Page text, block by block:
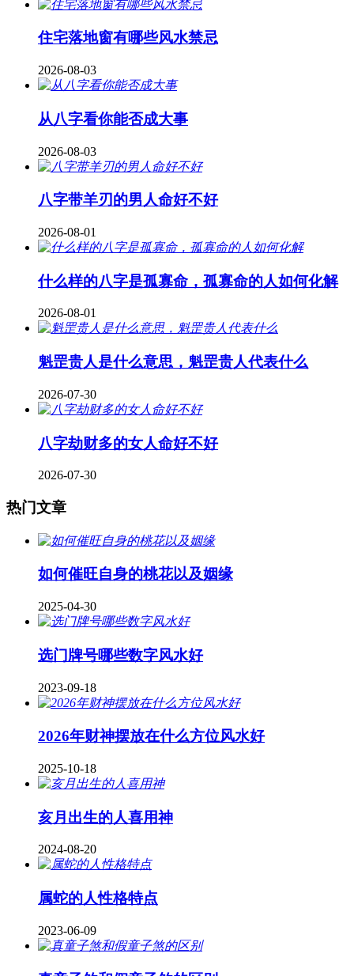
住宅落地窗有哪些风水禁忌
2026-08-03
从八字看你能否成大事
2026-08-03
八字带羊刃的男人命好不好
2026-08-01
什么样的八字是孤寡命，孤寡命的人如何化解
2026-08-01
魁罡贵人是什么意思，魁罡贵人代表什么
2026-07-30
八字劫财多的女人命好不好
2026-07-30
热门文章
如何催旺自身的桃花以及姻缘
2025-04-30
​选门牌号哪些数字风水好
2023-09-18
2026年财神摆放在什么方位风水好
2025-10-18
亥月出生的人喜用神
2024-08-20
属蛇的人性格特点
2023-06-09